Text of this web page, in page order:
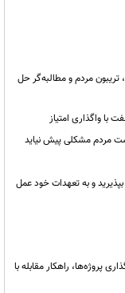
مردم و مطالبه‌گر حل
با واگذاری امتیاز
مردم مشکلی پیش نیاید
و به تعهدات خود عمل
پروژه‌ها، راهکار مقابله با